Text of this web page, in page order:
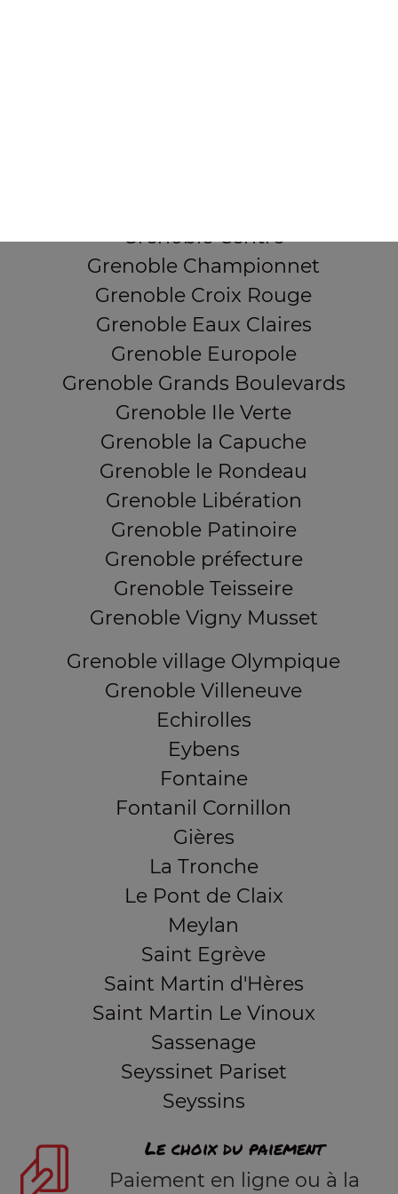
Grenoble Centre
Grenoble Championnet
Grenoble Croix Rouge
Grenoble Eaux Claires
Grenoble Europole
Grenoble Grands Boulevards
Grenoble Ile Verte
Grenoble la Capuche
Grenoble le Rondeau
Grenoble Libération
Grenoble Patinoire
Grenoble préfecture
Grenoble Teisseire
Grenoble Vigny Musset
Grenoble village Olympique
Grenoble Villeneuve
Echirolles
Eybens
Fontaine
Fontanil Cornillon
Gières
La Tronche
Le Pont de Claix
Meylan
Saint Egrève
Saint Martin d'Hères
Saint Martin Le Vinoux
Sassenage
Seyssinet Pariset
Seyssins
Le choix du paiement
Paiement en ligne ou à la